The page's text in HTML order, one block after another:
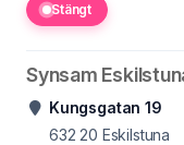
Stängt
Synsam
Kungsgatan 19
632 20 Eskilstuna